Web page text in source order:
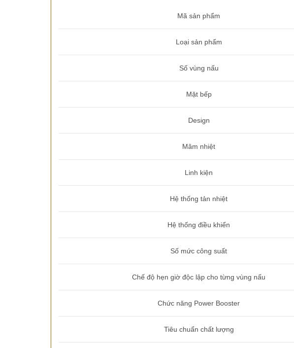
Mã sản phẩm
Loại sản phẩm
Số vùng nấu
Mặt bếp
Design
Mâm nhiệt
Linh kiện
Hệ thống tản nhiệt
Hệ thống điều khiển
Số mức công suất
Chế độ hẹn giờ độc lập cho từng vùng nấu
Chức năng Power Booster
Tiêu chuẩn chất lượng